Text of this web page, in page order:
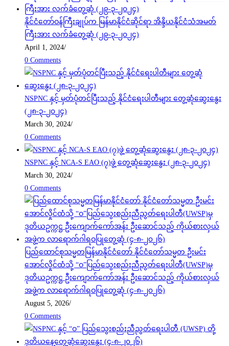
နိုင်ငံတော်ဝန်ကြီးချုပ်က မြန်မာနိုင်ငံဆိုင်ရာ အိန္ဒိယနိုင်ငံသံအမတ်
ကြီးအား လက်ခံတွေ့ဆုံ (၂၉-၃-၂၀၂၄)
April 1, 2024/
0 Comments
NSPNC နှင့် မှတ်ပုံတင်ပြီးသည့် နိုင်ငံရေးပါတီများ တွေ့ဆုံဆွေးနွေး
(၂၈-၃-၂၀၂၄)
March 30, 2024/
0 Comments
NSPNC နှင့် NCA-S EAO (၇)ဖွဲ့ တွေ့ဆုံဆွေးနွေး (၂၈-၃-၂၀၂၄)
March 30, 2024/
0 Comments
ပြည်ထောင်စုသမ္မတမြန်မာနိုင်ငံတော် နိုင်ငံတော်သမ္မတ ဦးမင်း
အောင်လှိုင်ထံသို့ “ဝ”ပြည်သွေးစည်းညီညွတ်ရေးပါတီ(UWSP)မှ
ဒုတိယဥက္ကဋ္ဌ ဦးကျောက်ကော်အန်း ဦးဆောင်သည့် ကိုယ်စားလှယ်
အဖွဲ့က လာရောက်ဂါရဝပြုတွေ့ဆုံ (၄-၈-၂၀၂၆)
August 5, 2026/
0 Comments